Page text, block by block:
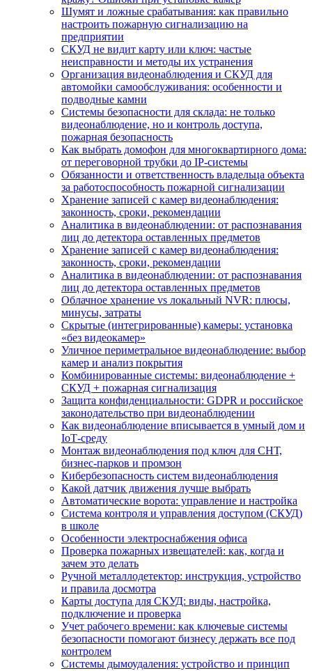
Шумят и ложные срабатывания: как правильно
настроить пожарную сигнализацию на
предприятии
СКУД не видит карту или ключ: частые
неисправности и методы их устранения
Организация видеонаблюдения и СКУД для
автомойки самообслуживания: особенности и
подводные камни
Системы безопасности для склада: не только
видеонаблюдение, но и контроль доступа,
пожарная безопасность
Как выбрать домофон для многоквартирного дома:
от переговорной трубки до IP-системы
Обязанности и ответственность владельца объекта
за работоспособность пожарной сигнализации
Хранение записей с камер видеонаблюдения:
законность, сроки, рекомендации
Аналитика в видеонаблюдении: от распознавания
лиц до детектора оставленных предметов
Хранение записей с камер видеонаблюдения:
законность, сроки, рекомендации
Аналитика в видеонаблюдении: от распознавания
лиц до детектора оставленных предметов
Облачное хранение vs локальный NVR: плюсы,
минусы, затраты
Скрытые (интегрированные) камеры: установка
«без видеокамер»
Уличное периметральное видеонаблюдение: выбор
камер и анализ покрытия
Комбинированные системы: видеонаблюдение +
СКУД + пожарная сигнализация
Защита конфиденциальности: GDPR и российское
законодательство при видеонаблюдении
Как видеонаблюдение вписывается в умный дом и
IoT‑среду
Монтаж видеонаблюдения под ключ для СНТ,
бизнес‑парков и промзон
Кибербезопасность систем видеонаблюдения
Какой датчик движения лучше выбрать
Автоматические ворота: управление и настройка
Система контроля и управления доступом (СКУД)
в школе
Особенности электроснабжения офиса
Проверка пожарных извещателей: как, когда и
зачем это делать
Ручной металлодетектор: инструкция, устройство
и правила досмотра
Карты доступа для СКУД: виды, настройка,
подключение и проверка
Учет рабочего времени: как ключевые системы
безопасности помогают бизнесу держать все под
контролем
Системы дымоудаления: устройство и принцип